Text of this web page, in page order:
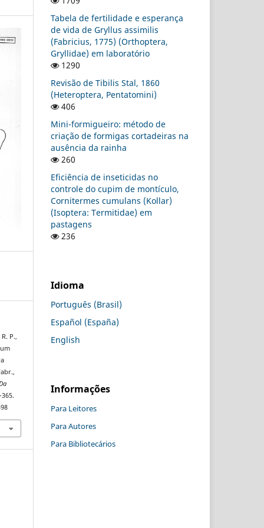
P.,
Tabela de fertilidade e esperança
de vida de Gryllus assimilis
(Fabricius, 1775) (Orthoptera,
Gryllidae) em laboratório
1290
Revisão de Tibilis Stal, 1860
(Heteroptera, Pentatomini)
406
Mini-formigueiro: método de
criação de formigas cortadeiras na
ausência da rainha
260
Eficiência de inseticidas no
controle do cupim de montículo,
Cornitermes cumulans (Kollar)
(Isoptera: Termitidae) em
pastagens
236
Idioma
Português (Brasil)
Español (España)
English
Informações
Para Leitores
Para Autores
Para Bibliotecários